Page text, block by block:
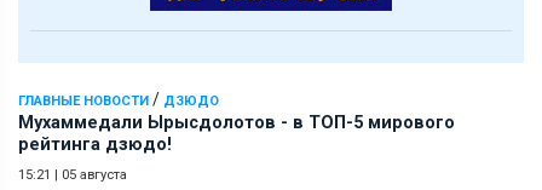
ГЛАВНЫЕ НОВОСТИ / ДЗЮДО
Мухаммедали Ырысдолотов - в ТОП-5 мирового
рейтинга дзюдо!
15:21 | 05 августа